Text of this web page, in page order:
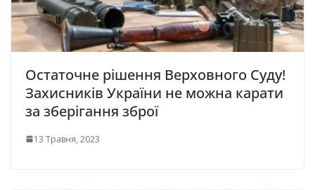
Остаточне рішення Верховного Суду!
Захисників України не можна карати
за зберігання зброї
13 Травня, 2023